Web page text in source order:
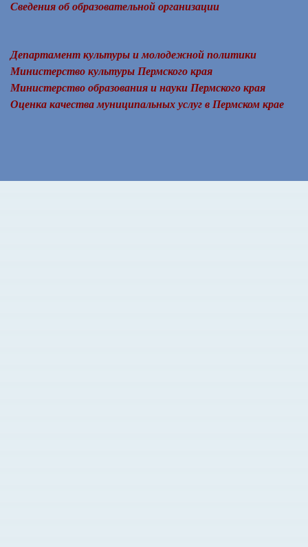
Сведения об образовательной организации
Департамент культуры и молодежной политики
Министерство культуры Пермского края
Министерство образования и науки Пермского края
Оценка качества муниципальных услуг в Пермском крае